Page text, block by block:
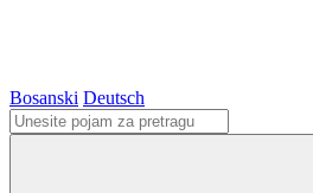
Bosanski Deutsch